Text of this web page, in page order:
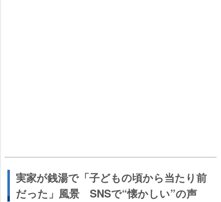
実家が銭湯で「子どもの頃から当たり前
だった」風景 SNSで“懐かしい”の声